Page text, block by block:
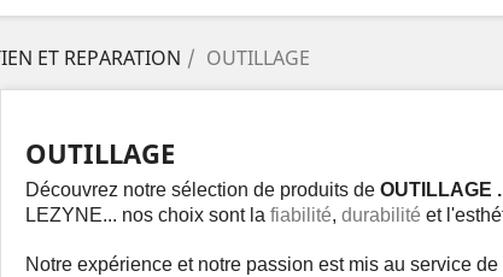
ET REPARATION OUTILLAGE
OUTILLAGE
Découvrez notre sélection de produits de OUTILLAGE .
LEZYNE... nos choix sont la fiabilité, durabilité et
Notre expérience et notre passion est mis au service